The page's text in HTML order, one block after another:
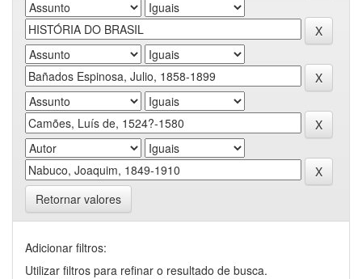
Retornar valores
Adicionar filtros:
Utilizar filtros para refinar o resultado de busca.